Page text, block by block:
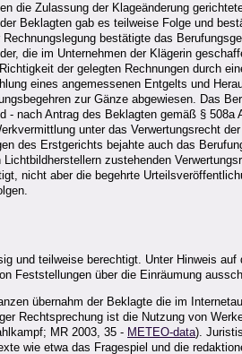
die Zulassung der Klageänderung
Beklagten gab es teilweise Folge und
bestätigte das
die im Unternehmen der Klägerin
der gelegten Rechnungen durch
eines angemessenen Entgelts und
zur Gänze abgewiesen. Das
- nach Antrag des Beklagten gemäß §
unter das Verwertungsrecht
des Erstgerichts bejahte auch das
zustehenden
nicht aber die begehrte
und teilweise berechtigt. Unter Hinweis
Feststellungen über die Einräumung
übernahm der Beklagte die im
Rechtsprechung ist die Nutzung von
MR 2003, 35 - METEO-data).
wie etwa das Fragespiel und die